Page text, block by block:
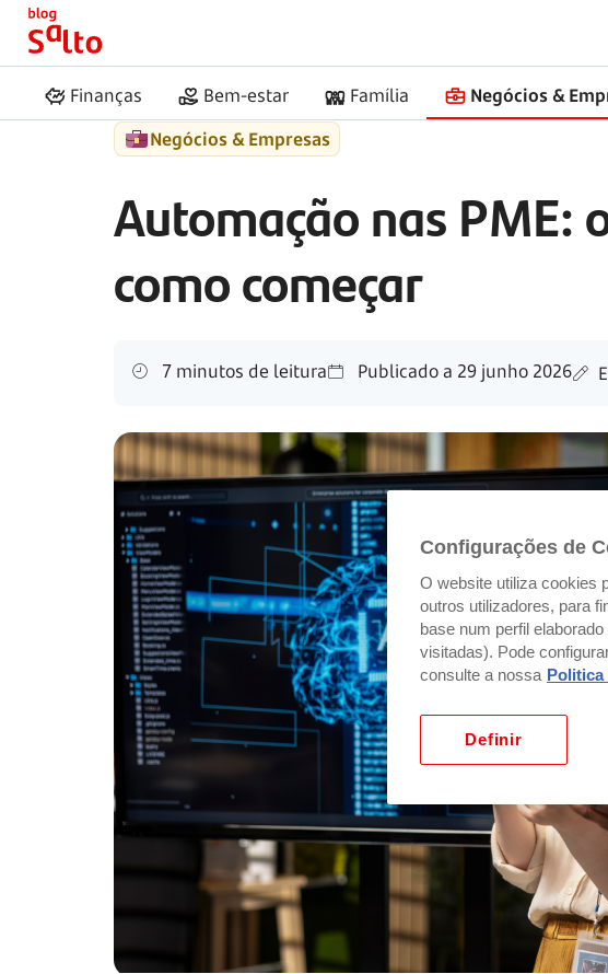
Finanças Bem-estar Família Negócios &
Início
Negócios & Empresas
Automação nas PME:
como começar
7 minutos de leitura Publicado a 29 junho 2026
Configurações de
O website utiliza cookies
outros utilizadores, para
base num perfil
visitadas). Pode
consulte a nossa
Definir